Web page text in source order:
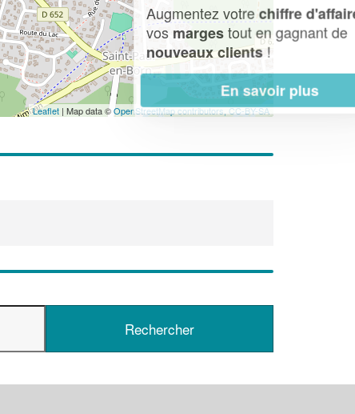
Leaflet | Map data ©OpenStreetMap contributors,CC-BY-SA
Augmentez votrechiffre d'affaireset
vosmarges tout en gagnant de
nouveaux clients!
En savoir plus